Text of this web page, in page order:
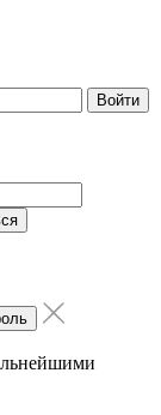
Войти